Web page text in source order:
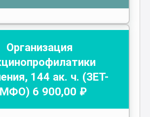
Организация
, 144 ак. ч. (ЗЕТ-
6 900,00 ₽